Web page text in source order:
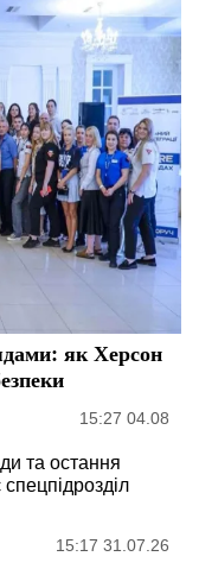
як Херсон
15:27 04.08
та остання
15:17 31.07.26